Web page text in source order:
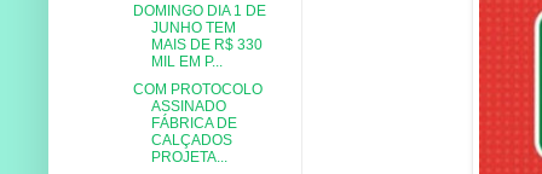
DOMINGO DIA 1 DE
JUNHO TEM
MAIS DE R$ 330
MIL EM P...
COM PROTOCOLO
ASSINADO
FÁBRICA DE
CALÇADOS
PROJETA...